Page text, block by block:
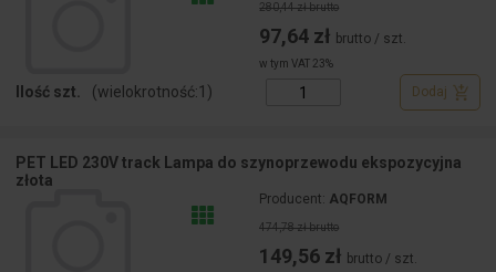
280,44 zł brutto
97,64 zł brutto / szt.
w tym VAT 23%
Ilość szt. (wielokrotność:1 ) Dodaj
PET LED 230V track Lampa do szynoprzewodu ekspozycyjna
złota
Producent: AQFORM
474,78 zł brutto
149,56 zł brutto / szt.